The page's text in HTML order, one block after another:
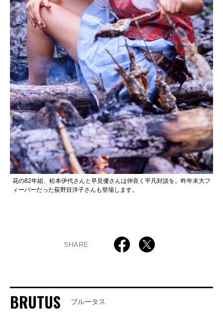
花の82年組、松本伊代さんと早見優さんは仲良く平凡対談を。昨年末大フ
ィーバーだった荻野目洋子さんも登場します。
SHARE
BRUTUS ブルータス